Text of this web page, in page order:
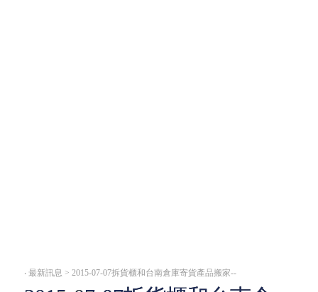
‧最新訊息 > 2015-07-07拆貨櫃和台南倉庫寄貨產品搬家--